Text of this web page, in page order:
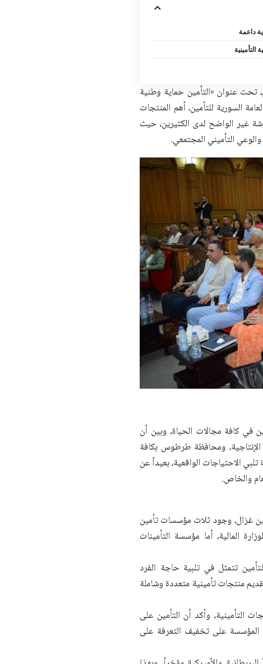
داعمة
التأمينية
عنوان «التأمين حماية وطنية
السورية للتأمين، أهم المنتجات
غير الواضح لدى الكثيرين، حيث
التأميني المجتمعي.
في كافة مجالات الحياة، وبين أن
الإنتاجية، ومحافظة طرطوس بكافة
الاحتياجات الواقعية، بعيداً عن
والخاص.
غزال، وجود ثلاث مؤسسات تأمين
المالية، أما مؤسسة التأمينات
تتمثل في تلبية حاجة الفرد
منتجات تأمينية متعددة وشاملة
لا يشكل سوى 10% من المنتجات التأمينية، وأكد أن التأمين على
المؤسسة على تخفيف التعرفة على